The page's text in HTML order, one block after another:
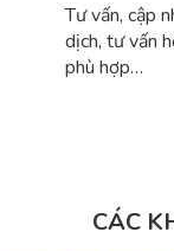
Tư vấn, cập
dịch, tư vấn
phù hợp…
CÁC